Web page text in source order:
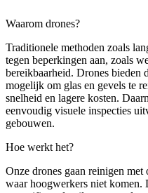
Waarom drones?
Traditionele methoden zoals
tegen beperkingen aan, zoals
bereikbaarheid. Drones bieden
mogelijk om glas en gevels te
snelheid en lagere kosten.
eenvoudig visuele inspecties
gebouwen.
Hoe werkt het?
Onze drones gaan reinigen
waar hoogwerkers niet komen.